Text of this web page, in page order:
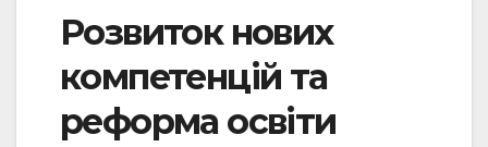
Розвиток нових
компетенцій та
реформа освіти